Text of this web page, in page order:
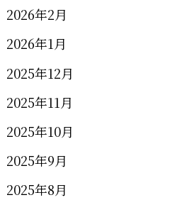
2026年2月
2026年1月
2025年12月
2025年11月
2025年10月
2025年9月
2025年8月